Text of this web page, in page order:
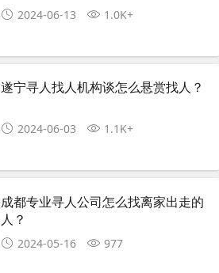
2024-06-13 1.0K+
遂宁寻人找人机构谈怎么悬赏找人？
2024-06-03 1.1K+
成都专业寻人公司怎么找离家出走的
人？
2024-05-16 977